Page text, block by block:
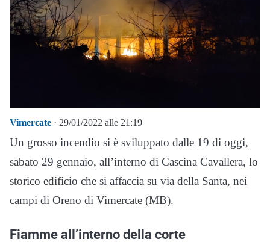
Vimercate · 29/01/2022 alle 21:19
Un grosso incendio si è sviluppato dalle 19 di oggi,
sabato 29 gennaio, all’interno di Cascina Cavallera, lo
storico edificio che si affaccia su via della Santa, nei
campi di Oreno di Vimercate (MB).
Fiamme all’interno della corte